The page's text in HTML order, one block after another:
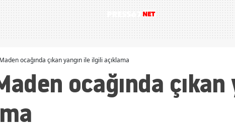
ocağında çıkan yangın ile ilgili açıklama
ocağında